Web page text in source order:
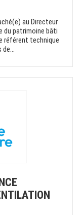
au Directeur
du patrimoine bâti
référent technique